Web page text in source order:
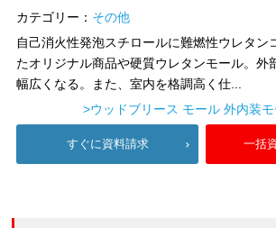
カテゴリー： その他
自己消火性発泡スチロールに難燃性ウレタン
たオリジナル商品や硬質ウレタンモール。外
幅広くなる。また、室内を格調高く仕...
>ウッドブリース モール 外内装
すぐに資料請求 一括